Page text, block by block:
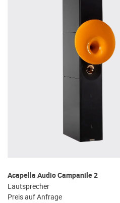
Acapella Audio Campanile 2
Lautsprecher
Preis auf Anfrage